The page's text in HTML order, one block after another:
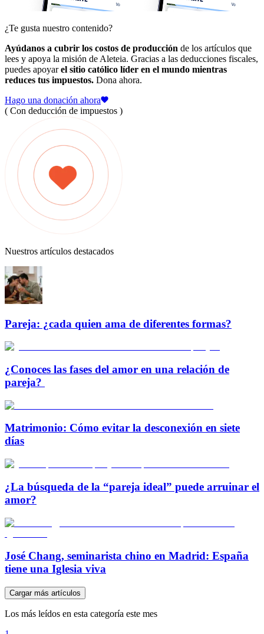
¿Te gusta nuestro contenido?
Ayúdanos a cubrir los costos de producción de los artículos que
lees y apoya la misión de Aleteia. Gracias a las deducciones fiscales,
puedes apoyarel sitio católico líder en el mundo mientras
reduces tus impuestos. Dona ahora.
Hago una donación ahora
( Con deducción de impuestos )
Nuestros artículos destacados
Pareja: ¿cada quien ama de diferentes formas?
¿Conoces las fases del amor en una relación de
pareja?
Matrimonio: Cómo evitar la desconexión en siete
días
¿La búsqueda de la “pareja ideal” puede arruinar el
amor?
José Chang, seminarista chino en Madrid: España
tiene una Iglesia viva
Cargar más artículos
Los más leídos en esta categoría este mes